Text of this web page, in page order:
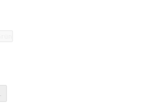
leichtem, schweißableitendem, schnell
mit Reißverschluss
für bessere Belüftung